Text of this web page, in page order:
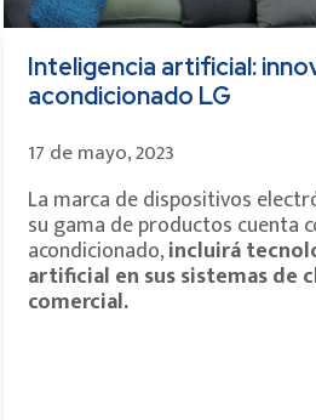
Inteligencia artificial:
acondicionado LG
17 de mayo, 2023
La marca de dispositivos
su gama de productos cuenta
acondicionado,incluirá
artificial en sus sistemas de
comercial.